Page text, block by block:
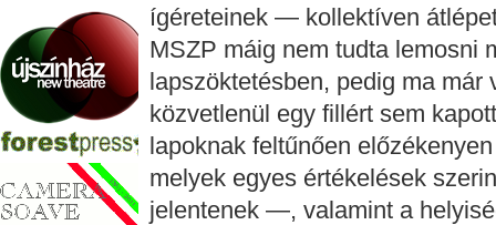
ígéreteinek — kollektíven
MSZP máig nem tudta lemosni
lapszöktetésben, pedig ma
közvetlenül egy fillért sem
lapoknak feltűnően
melyek egyes értékelések
jelentenek —, valamint a